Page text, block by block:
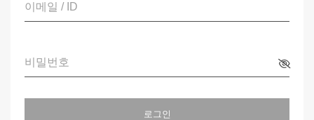
이메일 / ID
비밀번호
로그인